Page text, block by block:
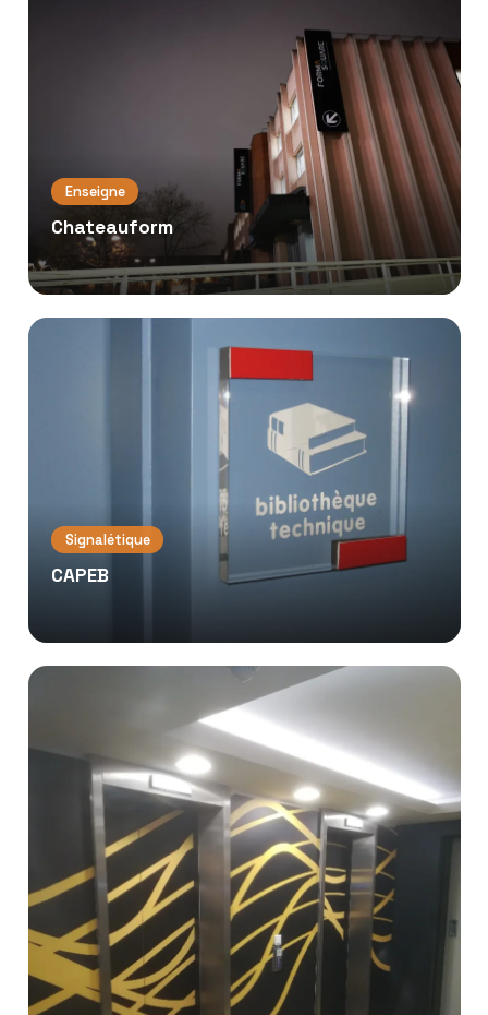
Enseigne
Chateauform
Signalétique
CAPEB